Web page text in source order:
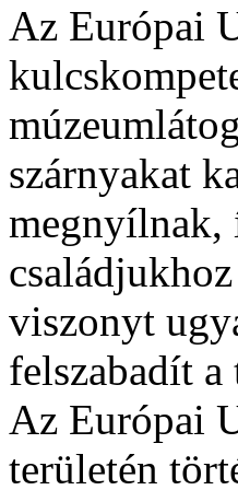
Az Európai
szárnyakat
megnyílnak,
viszonyt
felszabadít
Az Európai
területén